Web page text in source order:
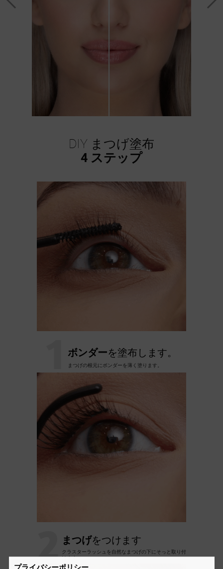
DIY まつげ塗布
4 ステップ
ボンダーを塗布します。
まつげの根元にボンダーを薄く塗ります。
2 まつげをつけます
クラスターラッシュを自然なまつげの下にそっと取り付
けます
プライバシーポリシー